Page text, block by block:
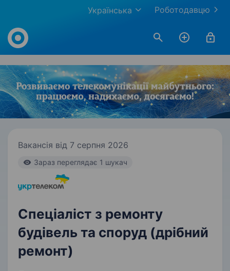
Роботодавцю
Українська
Work.ua
Вакансія від 7 серпня 2026
Зараз переглядає 1 шукач
Спеціаліст з ремонту
будівель та споруд (дрібний
ремонт)